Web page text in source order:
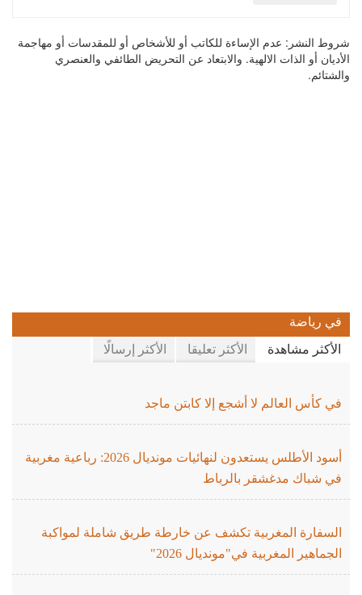
شروط النشر: عدم الإساءة للكاتب أو للأشخاص أو للمقدسات أو مهاجمة
الأديان أو الذات الالهية. والابتعاد عن التحريض الطائفي والعنصري
والشتائم.
في رياضة
الأكثر مشاهدة الأكثر تعليقا الأكثر إرسالًا
في كأس العالم لا أشجع إلا كابتن ماجد
أسود الأطلس يستعدون لنهائيات مونديال 2026: رباعية مغربية
في شباك مدغشقر بالرباط
السفارة المغربية تكشف عن خارطة طريق شاملة لمواكبة
الجماهير المغربية في"مونديال 2026"